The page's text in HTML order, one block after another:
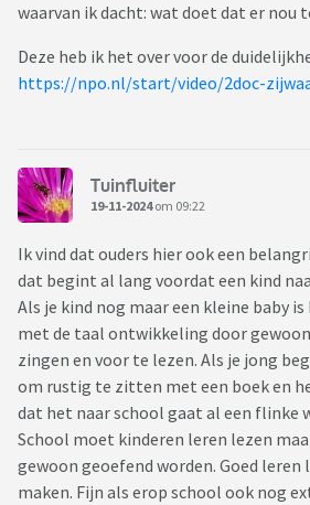
waarvan ik dacht: wat doet dat er nou
Deze heb ik het over voor de
https://npo.nl/start/video/2doc-
Tuinfluiter
19-11-2024om 09:22
Ik vind dat ouders hier ook een
dat begint al lang voordat een kind
Als je kind nog maar een kleine baby
met de taal ontwikkeling door
zingen en voor te lezen. Als je jong
om rustig te zitten met een boek en
dat het naar school gaat al een flinke
School moet kinderen leren lezen
gewoon geoefend worden. Goed leren
maken. Fijn als erop school ook nog